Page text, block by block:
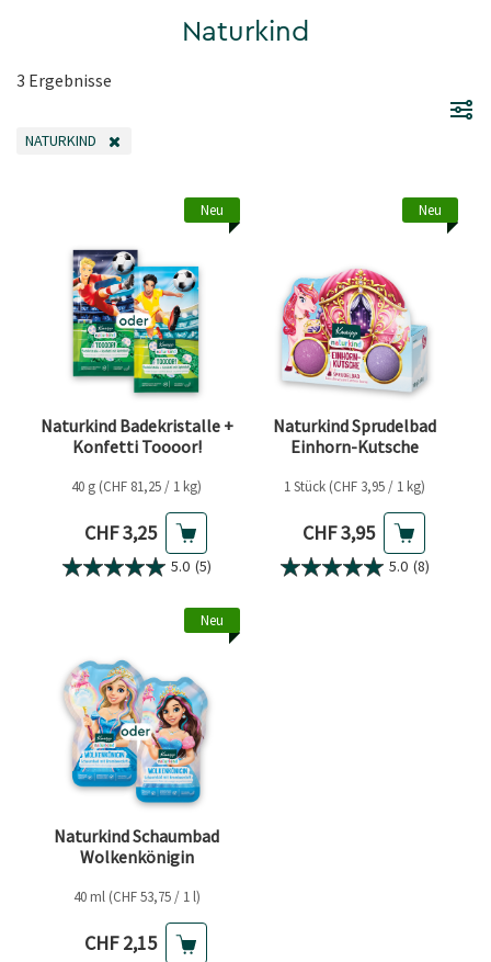
Naturkind
3 Ergebnisse
NATURKIND
Neu
Naturkind Badekristalle +
Konfetti Toooor!
40 g (CHF 81,25 / 1 kg)
Aktueller Preis
CHF 3,25
5.0 (5)
Neu
Naturkind Sprudelbad
Einhorn-Kutsche
1 Stück (CHF 3,95 / 1 kg)
Aktueller Preis
CHF 3,95
5.0 (8)
Neu
Naturkind Schaumbad
Wolkenkönigin
40 ml (CHF 53,75 / 1 l)
Aktueller Preis
CHF 2,15